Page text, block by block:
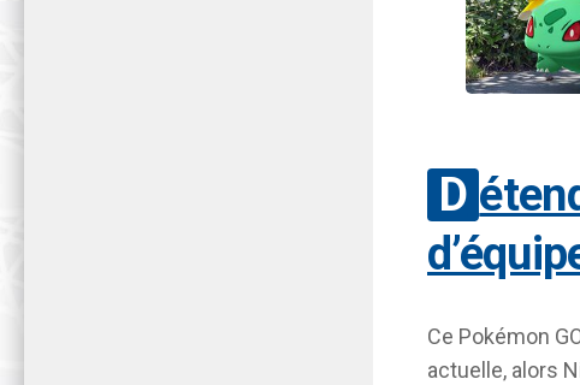
Détendez-vous dans le Salon
Ce Pokémon
actuelle, alors